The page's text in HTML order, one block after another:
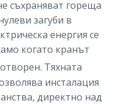
съхраняват гореща
загуби в
енергия се
когато кранът
Тяхната
инсталация
директно над